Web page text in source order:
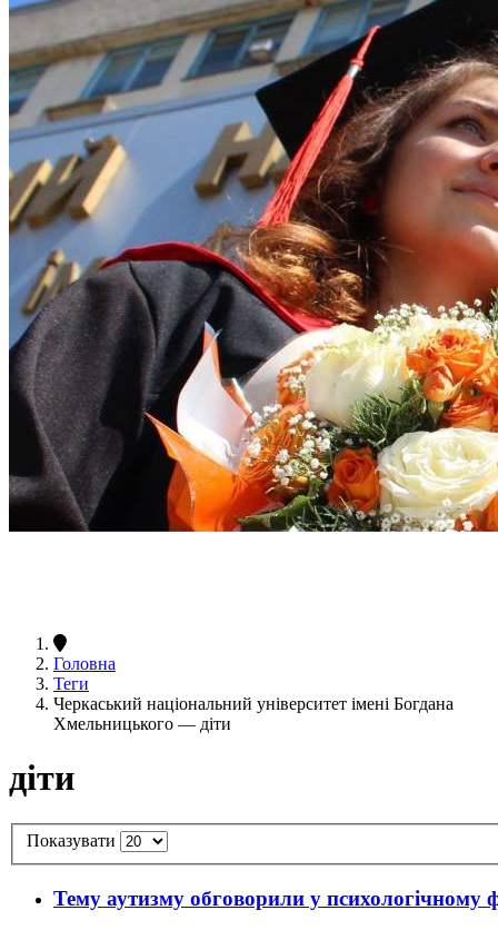
Головна
Теги
Черкаський національний університет імені Богдана
Хмельницького — діти
діти
Показувати
Тему аутизму обговорили у психологічному